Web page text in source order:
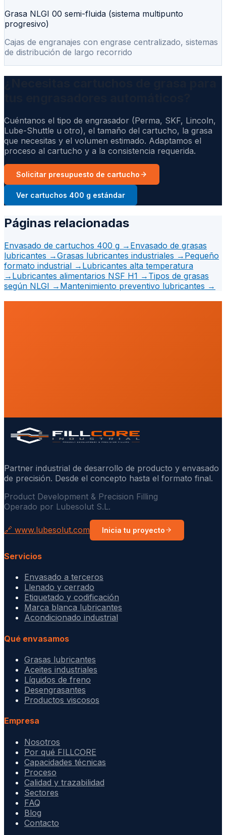
Grasa NLGI 00 semi-fluida (sistema multipunto
progresivo)
Cajas de engranajes con engrase centralizado, sistemas
de distribución de largo recorrido
Cuéntanos el tipo de engrasador (Perma, SKF, Lincoln,
Lube-Shuttle u otro), el tamaño del cartucho, la grasa
que necesitas y el volumen estimado. Adaptamos el
proceso al cartucho y a la consistencia requerida.
Solicitar presupuesto de cartucho
Ver cartuchos 400 g estándar
Páginas relacionadas
Envasado de cartuchos 400 g → Envasado de grasas
lubricantes →Grasas lubricantes industriales → Pequeño
formato industrial → Lubricantes alta temperatura
→ Lubricantes alimentarios NSF H1 → Tipos de grasas
según NLGI → Mantenimiento preventivo lubricantes →
Partner industrial de desarrollo de producto y envasado
de precisión. Desde el concepto hasta el formato final.
Product Development & Precision Filling
Operado por Lubesolut S.L.
🔗 www.lubesolut.com Inicia tu proyecto
Servicios
Envasado a terceros
Llenado y cerrado
Etiquetado y codificación
Marca blanca lubricantes
Acondicionado industrial
Qué envasamos
Grasas lubricantes
Aceites industriales
Líquidos de freno
Desengrasantes
Productos viscosos
Empresa
Nosotros
Por qué FILLCORE
Capacidades técnicas
Proceso
Calidad y trazabilidad
Sectores
FAQ
Blog
Contacto